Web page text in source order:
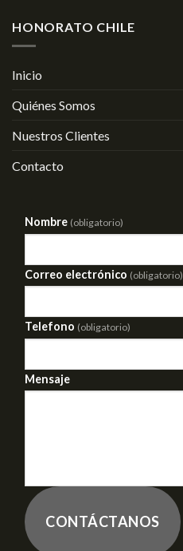
HONORATO CHILE
Inicio
Quiénes Somos
Nuestros Clientes
Contacto
Nombre (obligatorio)
Correo electrónico (obligatorio)
Telefono (obligatorio)
Mensaje
CONTÁCTANOS